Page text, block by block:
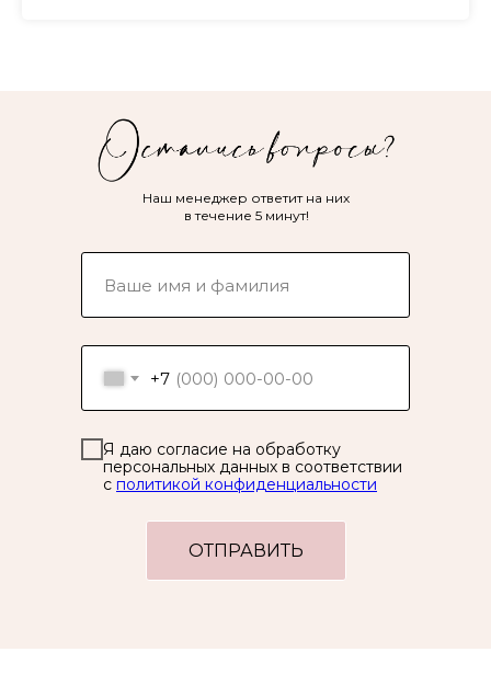
+7
Я даю согласие на обработку
персональных данных в соответствии
с политикой конфиденциальности
ОТПРАВИТЬ
Наш менеджер ответит на них
в течение 5 минут!